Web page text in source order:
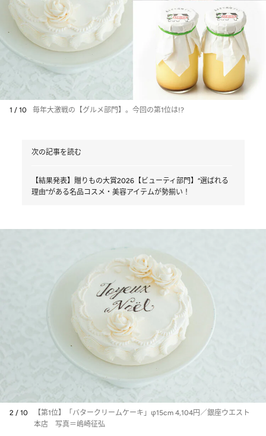
1 / 10 毎年大激戦の【グルメ部門】。今回の第1位は!?
次の記事を読む
【結果発表】贈りもの大賞2026【ビューティ部門】“選ばれる
理由”がある名品コスメ・美容アイテムが勢揃い！
2 / 10
【第1位】「バタークリームケーキ」φ15cm 4,104円／銀座ウエスト
本店 写真＝嶋崎征弘